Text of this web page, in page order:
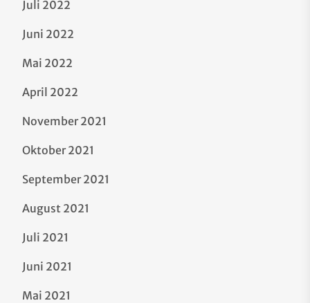
Juli 2022
Juni 2022
Mai 2022
April 2022
November 2021
Oktober 2021
September 2021
August 2021
Juli 2021
Juni 2021
Mai 2021